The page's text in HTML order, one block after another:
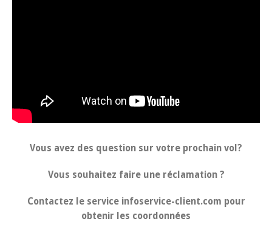
Vous avez des question sur votre prochain vol?
Vous souhaitez faire une réclamation ?
Contactez le service infoservice-client.com pour
obtenir les coordonnées